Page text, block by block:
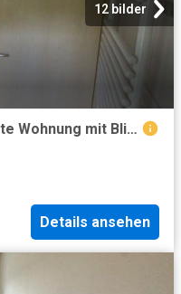
12 bilder
Traumhafte 3 Raum Maisonette Wohnung mit Blick aufs Schloss
Details ansehen